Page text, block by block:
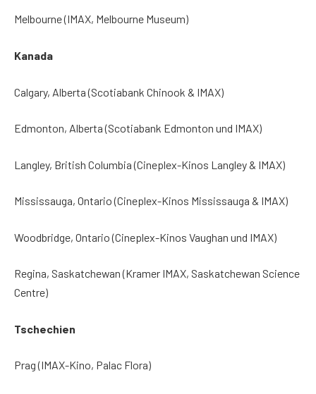
Melbourne (IMAX, Melbourne Museum)
Kanada
Calgary, Alberta (Scotiabank Chinook & IMAX)
Edmonton, Alberta (Scotiabank Edmonton und IMAX)
Langley, British Columbia (Cineplex-Kinos Langley & IMAX)
Mississauga, Ontario (Cineplex-Kinos Mississauga & IMAX)
Woodbridge, Ontario (Cineplex-Kinos Vaughan und IMAX)
Regina, Saskatchewan (Kramer IMAX, Saskatchewan Science
Centre)
Tschechien
Prag (IMAX-Kino, Palac Flora)